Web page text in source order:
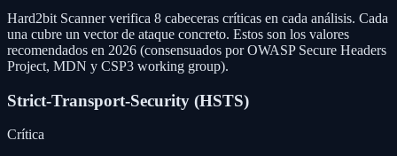
Hard2bit Scanner verifica 8 cabeceras críticas en cada análisis. Cada
una cubre un vector de ataque concreto. Estos son los valores
recomendados en 2026 (consensuados por OWASP Secure Headers
Project, MDN y CSP3 working group).
Strict-Transport-Security (HSTS)
Crítica